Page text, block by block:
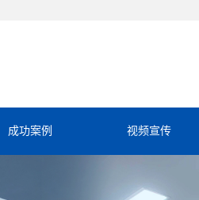
成功案例 视频宣传